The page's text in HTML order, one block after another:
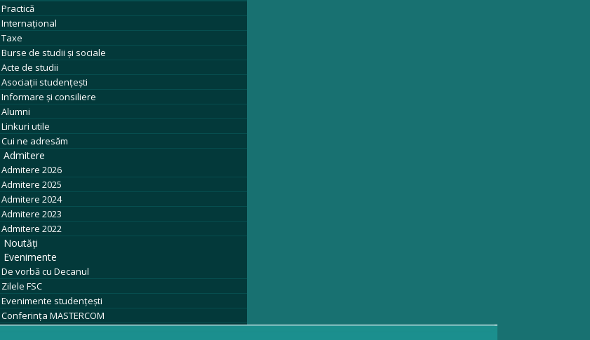
Practică
Internațional
Taxe
Burse de studii și sociale
Acte de studii
Asociaţii studenţeşti
Informare şi consiliere
Alumni
Linkuri utile
Cui ne adresăm
Admitere
Admitere 2026
Admitere 2025
Admitere 2024
Admitere 2023
Admitere 2022
Noutăți
Evenimente
De vorbă cu Decanul
Zilele FSC
Evenimente studențești
Conferința MASTERCOM
Zilele Porților Deschise